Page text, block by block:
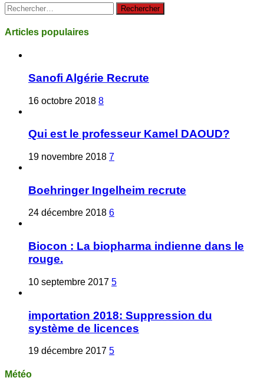
Rechercher :
Articles populaires
Sanofi Algérie Recrute
16 octobre 2018 8
Qui est le professeur Kamel DAOUD?
19 novembre 2018 7
Boehringer Ingelheim recrute
24 décembre 2018 6
Biocon : La biopharma indienne dans le
rouge.
10 septembre 2017 5
importation 2018: Suppression du
système de licences
19 décembre 2017 5
Météo